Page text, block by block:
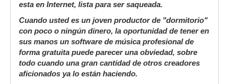
esta en Internet, lista para ser saqueada.
Cuando usted es un joven productor de "dormitorio"
con poco o ningún dinero, la oportunidad de tener en
sus manos un software de música profesional de
forma gratuita puede parecer una obviedad, sobre
todo cuando una gran cantidad de otros creadores
aficionados ya lo están haciendo.